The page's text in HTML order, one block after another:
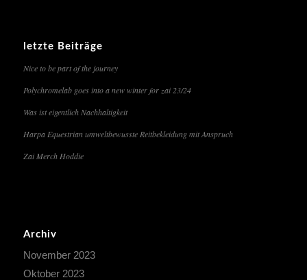
letzte Beiträge
Nice to be part of the journey
Polychromelab goes into a new winter for zai 23/24
Was ist eigentlich Nachhaltigkeit
Harpa Equestrian umweltbewusste Reitbekleidung mit Anspruch
Zai Merch Hoddie
Archiv
November 2023
Oktober 2023